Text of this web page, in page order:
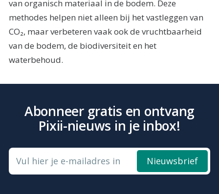
van organisch materiaal in de bodem. Deze
methodes helpen niet alleen bij het vastleggen van
CO₂, maar verbeteren vaak ook de vruchtbaarheid
van de bodem, de biodiversiteit en het
waterbehoud.
Abonneer gratis en ontvang
Pixii-nieuws in je inbox!
Vul hier je e-mailadres in Nieuwsbrief